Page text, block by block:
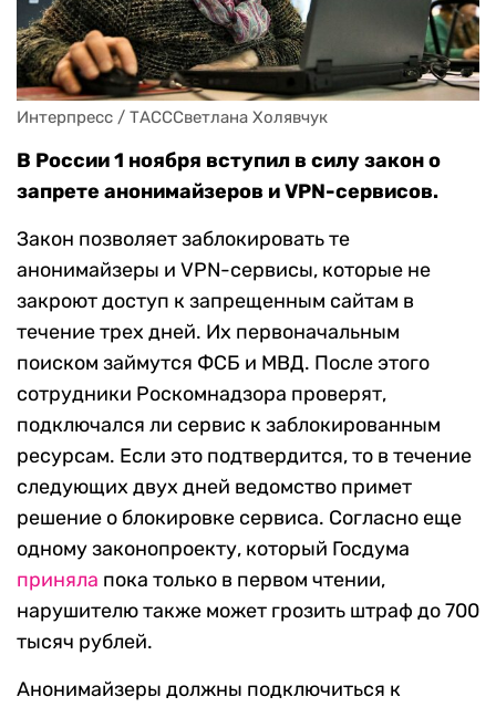
Интерпресс / ТАСССветлана Холявчук
В России 1 ноября вступил в силу закон о
запрете анонимайзеров и VPN-сервисов.
Закон позволяет заблокировать те
анонимайзеры и VPN-сервисы, которые не
закроют доступ к запрещенным сайтам в
течение трех дней. Их первоначальным
поиском займутся ФСБ и МВД. После этого
сотрудники Роскомнадзора проверят,
подключался ли сервис к заблокированным
ресурсам. Если это подтвердится, то в течение
следующих двух дней ведомство примет
решение о блокировке сервиса. Согласно еще
одному законопроекту, который Госдума
приняла пока только в первом чтении,
нарушителю также может грозить штраф до 700
тысяч рублей.
Анонимайзеры должны подключиться к